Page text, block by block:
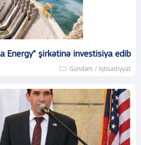
Energy” şirkətinə investisiya edib
Gündəm / İqtisadiyyat